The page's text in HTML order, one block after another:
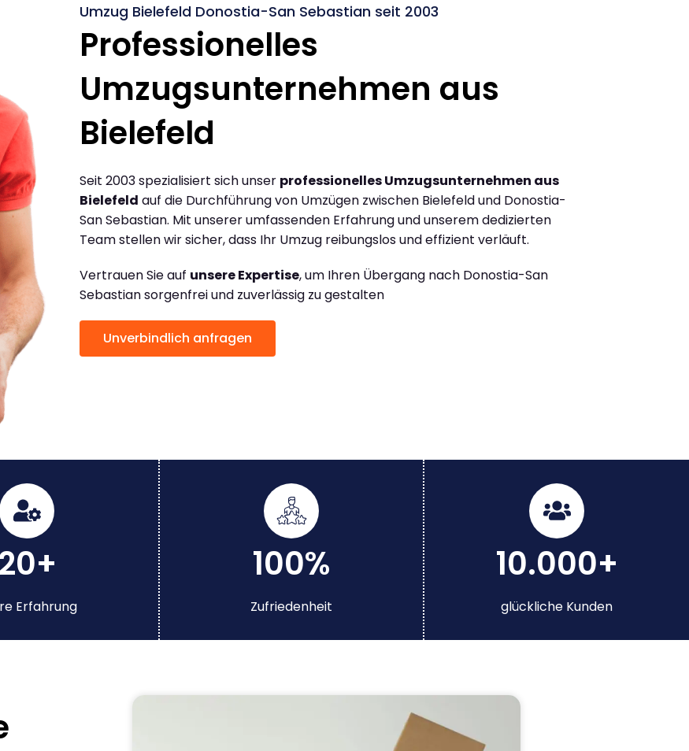
Umzug Bielefeld Donostia-San Sebastian seit 2003
Professionelles
Umzugsunternehmen aus
Bielefeld
Seit 2003 spezialisiert sich unser professionelles Umzugsunternehmen aus
Bielefeld auf die Durchführung von Umzügen zwischen Bielefeld und Donostia-
San Sebastian. Mit unserer umfassenden Erfahrung und unserem dedizierten
Team stellen wir sicher, dass Ihr Umzug reibungslos und effizient verläuft.
Vertrauen Sie auf unsere Expertise, um Ihren Übergang nach Donostia-San
Sebastian sorgenfrei und zuverlässig zu gestalten
Unverbindlich anfragen
20+
Erfahrung
100%
Zufriedenheit
10.000+
glückliche Kunden